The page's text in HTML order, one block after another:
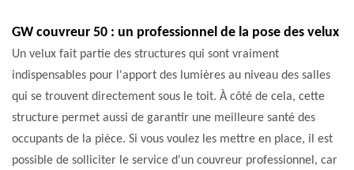
GW couvreur 50 : un professionnel de la pose des velux
Un velux fait partie des structures qui sont vraiment
indispensables pour l'apport des lumières au niveau des salles
qui se trouvent directement sous le toit. À côté de cela, cette
structure permet aussi de garantir une meilleure santé des
occupants de la pièce. Si vous voulez les mettre en place, il est
possible de solliciter le service d'un couvreur professionnel, car